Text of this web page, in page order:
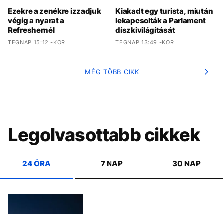
Ezekre a zenékre izzadjuk
végig a nyarat a
Refreshernél
TEGNAP 15:12 -KOR
Kiakadt egy turista, miután
lekapcsolták a Parlament
díszkivilágítását
TEGNAP 13:49 -KOR
MÉG TÖBB CIKK
Legolvasottabb cikkek
24 ÓRA 7 NAP 30 NAP